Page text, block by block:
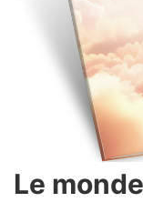
Le